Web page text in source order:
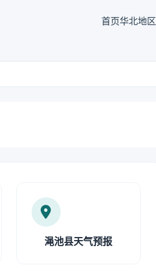
首页华北地区
渑池县天气预报